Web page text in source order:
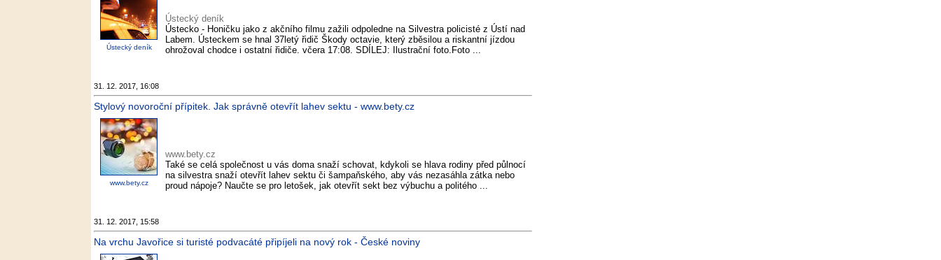
Ústecký deník
Ústecký deník
Ústecko - Honičku jako z akčního filmu zažili odpoledne na Silvestra policisté z Ústí nad
Labem. Ústeckem se hnal 37letý řidič Škody octavie, který zběsilou a riskantní jízdou
ohrožoval chodce i ostatní řidiče. včera 17:08. SDÍLEJ: Ilustrační foto.Foto ...
31. 12. 2017, 16:08
Stylový novoroční přípitek. Jak správně otevřít lahev sektu - www.bety.cz
www.bety.cz
www.bety.cz
Také se celá společnost u vás doma snaží schovat, kdykoli se hlava rodiny před půlnocí
na silvestra snaží otevřít lahev sektu či šampaňského, aby vás nezasáhla zátka nebo
proud nápoje? Naučte se pro letošek, jak otevřít sekt bez výbuchu a politého ...
31. 12. 2017, 15:58
Na vrchu Javořice si turisté podvacáté připíjeli na nový rok - České noviny